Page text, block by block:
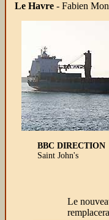
Le Havre - Fabien
BBC DIRECTION
Saint John's
Le